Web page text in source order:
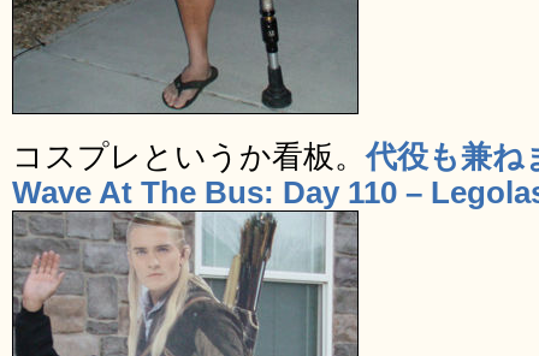
コスプレというか看板。代役も兼ね
Wave At The Bus: Day 110 –